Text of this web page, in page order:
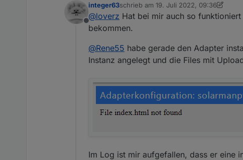
*Hi,
I need to ask which platform are you
What role are you? Are you an
Can you tell me your E-mail address
Why do you apply for api?*
Kann ich da ehrlich sein und sagen,
Was habt ihr so geantwortet?
Offline
integer63schrieb am 19. Juli 2022, 09:36
zuletzt editiert von integer63
@loverz Hat bei mir auch so
bekommen.
@Rene55 habe gerade den Adapter
Instanz angelegt und die Files mit
Im Log ist mir aufgefallen, dass er eine